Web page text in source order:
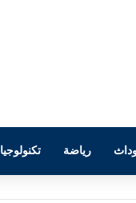
رياضة تكنولوجيا